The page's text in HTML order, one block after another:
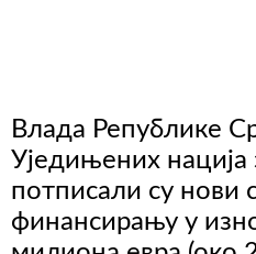
Влада Републике
Уједињених нација
потписали су нови
финансирању у